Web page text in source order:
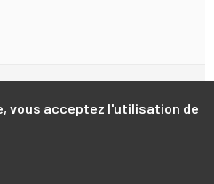
vous acceptez l'utilisation de